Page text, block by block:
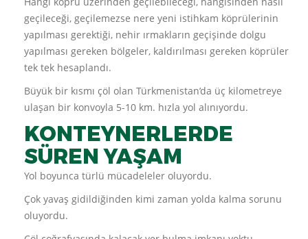
geçileceği, geçilemezse nere yeni istihkam köprülerinin
yapılması gerektiği, nehir ırmakların geçişinde dolgu
yapılması gereken bölgeler, kaldırılması gereken köprüler
tek tek hesaplandı.
Büyük bir kısmı çöl olan Türkmenistan’da üç kilometreye
ulaşan bir konvoyla 5-10 km. hızla yol alınıyordu.
KONTEYNERLERDE
SÜREN YAŞAM
Yol boyunca türlü mücadeleler oluyordu.
Çok yavaş gidildiğinden kimi zaman yolda kalma sorunu
oluyordu.